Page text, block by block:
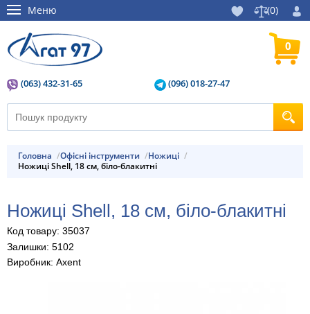
Меню (0)
(063) 432-31-65 (096) 018-27-47
0
Головна Офісні інструменти
Ножиці
Ножиці Shell, 18 см, біло-блакитні
Ножиці Shell, 18 см, біло-блакитні
Код товару: 35037
Залишки: 5102
Виробник: Axent